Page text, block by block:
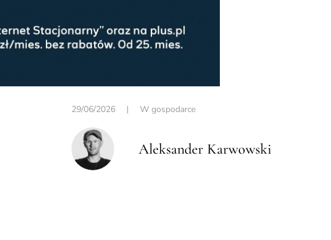
29/06/2026| W gospodarce
Aleksander Karwowski